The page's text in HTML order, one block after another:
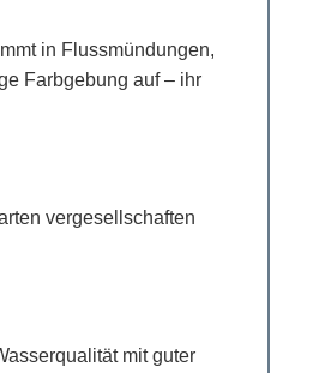
in Flussmündungen,
Farbgebung auf – ihr
vergesellschaften
mit guter